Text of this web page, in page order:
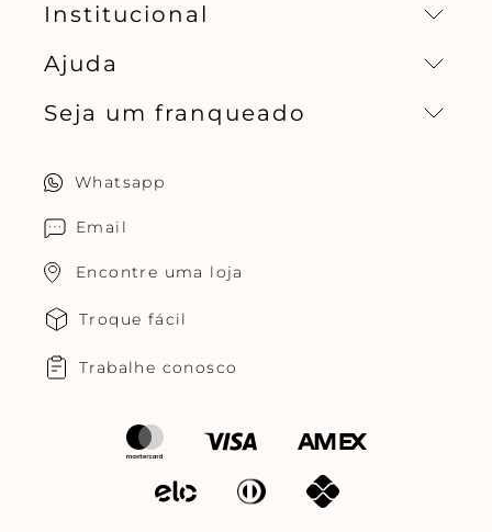
Institucional
Missão, visão e valores
Ajuda
Central de relacionamento
Seja um franqueado
Whatsapp
Email
Encontre uma loja
Troque fácil
Trabalhe conosco